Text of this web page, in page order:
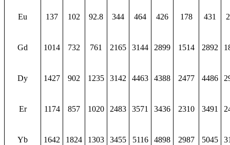
Eu 137 102 92.8 344 464 426 178 431
Gd 1014 732 761 2165 3144 2899 1514 2892
Dy 1427 902 1235 3142 4463 4388 2477 4486
Er 1174 857 1020 2483 3571 3436 2310 3491
Yb 1642 1824 1303 3455 5116 4898 2987 5045